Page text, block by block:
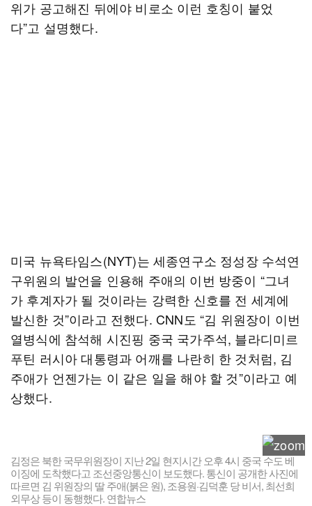
위가 공고해진 뒤에야 비로소 이런 호칭이 붙었
다”고 설명했다.
미국 뉴욕타임스(NYT)는 세종연구소 정성장 수석연
구위원의 발언을 인용해 주애의 이번 방중이 “그녀
가 후계자가 될 것이라는 강력한 신호를 전 세계에
발신한 것”이라고 전했다. CNN도 “김 위원장이 이번
열병식에 참석해 시진핑 중국 국가주석, 블라디미르
푸틴 러시아 대통령과 어깨를 나란히 한 것처럼, 김
주애가 언젠가는 이 같은 일을 해야 할 것”이라고 예
상했다.
김정은 북한 국무위원장이 지난 2일 현지시간 오후 4시 중국 수도 베
이징에 도착했다고 조선중앙통신이 보도했다. 통신이 공개한 사진에
따르면 김 위원장의 딸 주애(붉은 원), 조용원·김덕훈 당 비서, 최선희
외무상 등이 동행했다. 연합뉴스